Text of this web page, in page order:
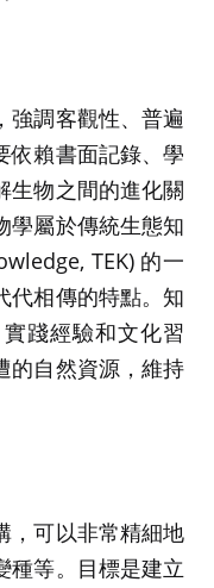
強調客觀性、普遍
依賴書面記錄、學
生物之間的進化關
學屬於傳統生態知
TEK) 的一
代相傳的特點。知
踐經驗和文化習
的自然資源，維持
，可以非常精細地
種等。目標是建立